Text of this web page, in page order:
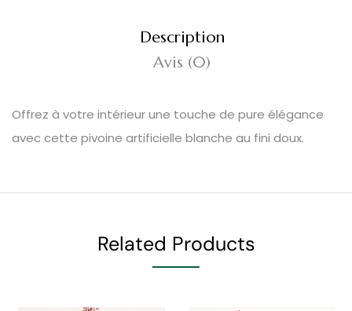
Description
Avis (0)
Offrez à votre intérieur une touche de pure élégance
avec cette pivoine artificielle blanche au fini doux.
Related Products